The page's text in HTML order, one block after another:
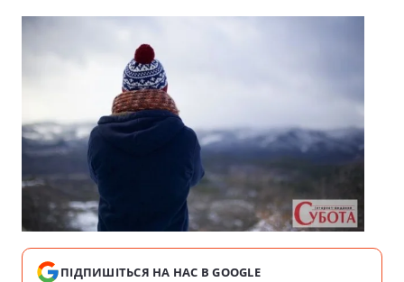
ПІДПИШІТЬСЯ НА НАС В GOOGLE